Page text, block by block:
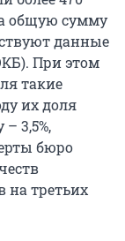
общую сумму
данные
При этом
такие
их доля
– 3,5%,
бюро
на третьих